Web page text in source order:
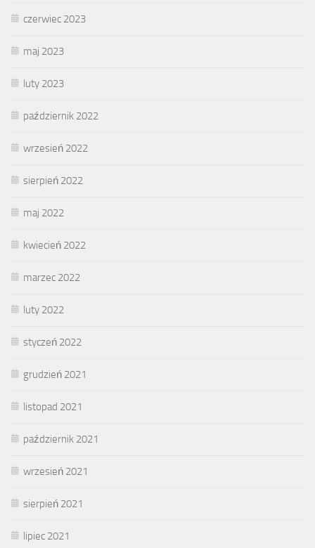
czerwiec 2023
maj 2023
luty 2023
październik 2022
wrzesień 2022
sierpień 2022
maj 2022
kwiecień 2022
marzec 2022
luty 2022
styczeń 2022
grudzień 2021
listopad 2021
październik 2021
wrzesień 2021
sierpień 2021
lipiec 2021